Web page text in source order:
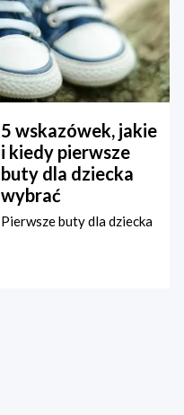
5 wskazówek, jakie
i kiedy pierwsze
buty dla dziecka
wybrać
Pierwsze buty dla dziecka